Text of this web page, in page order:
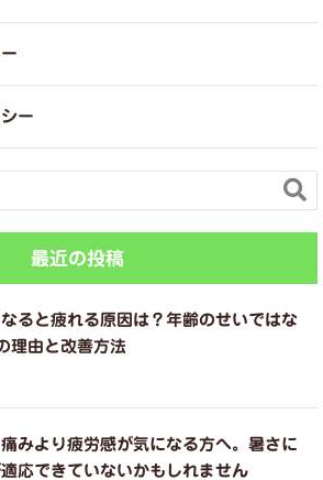
ー

最近の投稿
ると疲れる原因は？年齢のせいではな
理由と改善方法
みより疲労感が気になる方へ。暑さに
応できていないかもしれません